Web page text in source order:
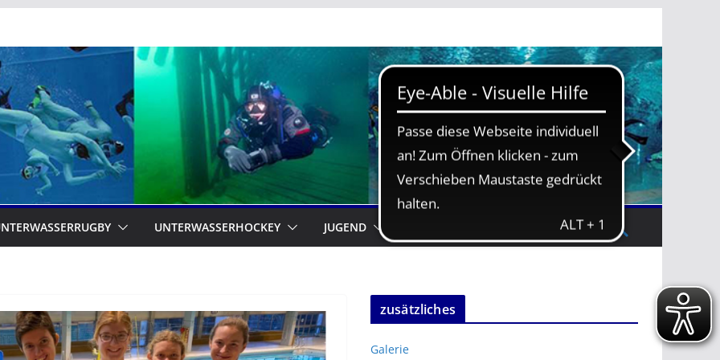
UNTERWASSERHOCKEY JUGEND
zusätzliches
Galerie